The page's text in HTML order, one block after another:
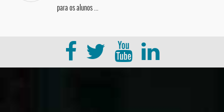
para os alunos ...